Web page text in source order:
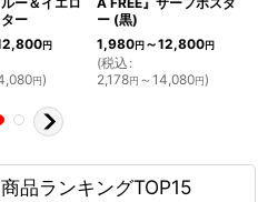
ー
円
円)
ー (黒)
1,980円～12,800円
(税込 :
2,178円 ～14,080円)
品ランキングTOP15